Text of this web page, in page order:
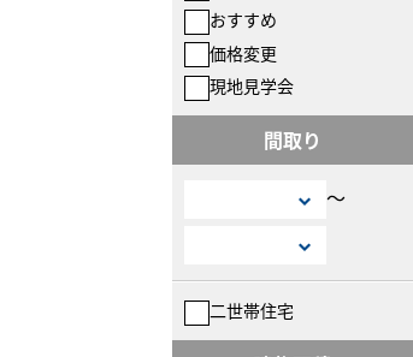
おすすめ
価格変更
現地見学会
間取り
〜
二世帯住宅